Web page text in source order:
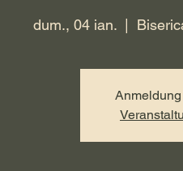
dum., 04 ian.
  |